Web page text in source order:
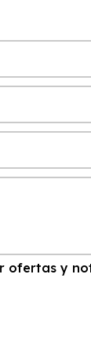
ofertas y